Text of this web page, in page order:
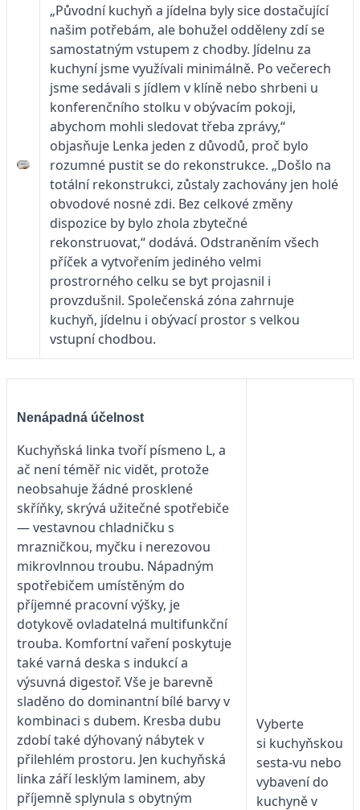
„Původní kuchyň a jídelna byly sice dostačující
našim potřebám, ale bohužel odděleny zdí se
samostatným vstupem z chodby. Jídelnu za
kuchyní jsme využívali minimálně. Po večerech
jsme sedávali s jídlem v klíně nebo shrbeni u
konferenčního stolku v obývacím pokoji,
abychom mohli sledovat třeba zprávy,“
objasňuje Lenka jeden z důvodů, proč bylo
rozumné pustit se do rekonstrukce. „Došlo na
totální rekonstrukci, zůstaly zachovány jen holé
obvodové nosné zdi. Bez celkové změny
dispozice by bylo zhola zbytečné
rekonstruovat,“ dodává. Odstraněním všech
příček a vytvořením jediného velmi
prostrorného celku se byt projasnil i
provzdušnil. Společenská zóna zahrnuje
kuchyň, jídelnu i obývací prostor s velkou
vstupní chodbou.
Nenápadná účelnost
Kuchyňská linka tvoří písmeno L, a
ač není téměř nic vidět, protože
neobsahuje žádné prosklené
skříňky, skrývá užitečné spotřebiče
— vestavnou chladničku s
mrazničkou, myčku i nerezovou
mikrovlnnou troubu. Nápadným
spotřebičem umístěným do
příjemné pracovní výšky, je
dotykově ovladatelná multifunkční
trouba. Komfortní vaření poskytuje
také varná deska s indukcí a
výsuvná digestoř. Vše je barevně
sladěno do dominantní bílé barvy v
kombinaci s dubem. Kresba dubu
zdobí také dýhovaný nábytek v
přilehlém prostoru. Jen kuchyňská
linka září lesklým laminem, aby
příjemně splynula s obytným
Vyberte
si kuchyňskou
sesta-vu nebo
vybavení do
kuchyně v